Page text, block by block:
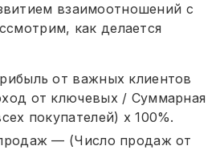
взаимоотношений с
как делается
от важных клиентов
от ключевых / Суммарная
покупателей) x 100%.
— (Число продаж от